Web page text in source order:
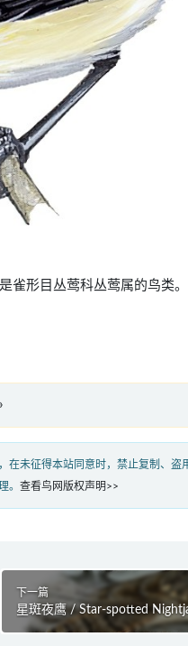
雀形目丛莺科丛莺属的鸟类
未征得本站同意时，禁止复制、盗
。 查看鸟网版权声明>>
下一篇
星斑夜鹰 / Star-spotted